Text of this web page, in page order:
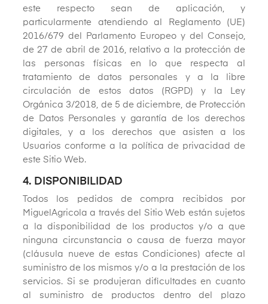
este respecto sean de aplicación, y
particularmente atendiendo al Reglamento (UE)
2016/679 del Parlamento Europeo y del Consejo,
de 27 de abril de 2016, relativo a la protección de
las personas físicas en lo que respecta al
tratamiento de datos personales y a la libre
circulación de estos datos (RGPD) y la Ley
Orgánica 3/2018, de 5 de diciembre, de Protección
de Datos Personales y garantía de los derechos
digitales, y a los derechos que asisten a los
Usuarios conforme a la política de privacidad de
este Sitio Web.
4. DISPONIBILIDAD
Todos los pedidos de compra recibidos por
MiguelAgricola a través del Sitio Web están sujetos
a la disponibilidad de los productos y/o a que
ninguna circunstancia o causa de fuerza mayor
(cláusula nueve de estas Condiciones) afecte al
suministro de los mismos y/o a la prestación de los
servicios. Si se produjeran dificultades en cuanto
al suministro de productos dentro del plazo